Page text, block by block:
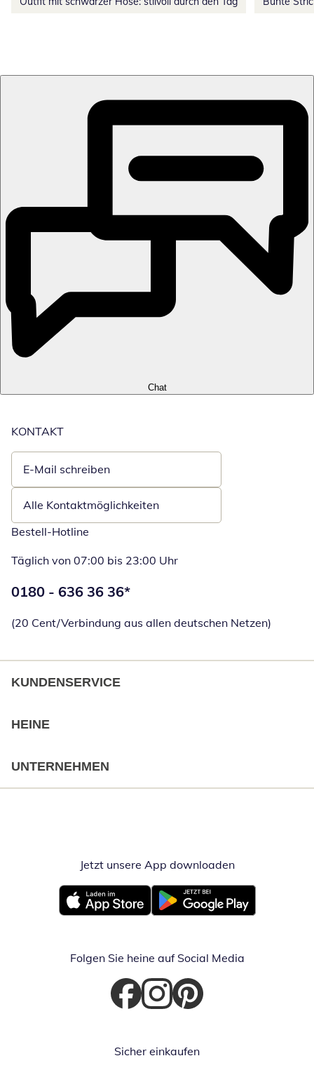
Chat
KONTAKT
E-Mail schreiben
Öffnet E-Mail-Client
Alle Kontaktmöglichkeiten
Bestell-Hotline
Täglich von 07:00 bis 23:00 Uhr
Telefonnummer:
0180 - 636 36 36*
(20 Cent/Verbindung aus allen deutschen Netzen)
KUNDENSERVICE
HEINE
UNTERNEHMEN
Jetzt unsere App downloadenÖffnet in
Öffnet in neuem FensterÖffnet in neuem Fenster
Folgen Sie heine auf Social Media
Öffnet in neuem Fenster
Öffnet in neuem Fenster
Öffnet in neuem Fenster
Sicher einkaufen